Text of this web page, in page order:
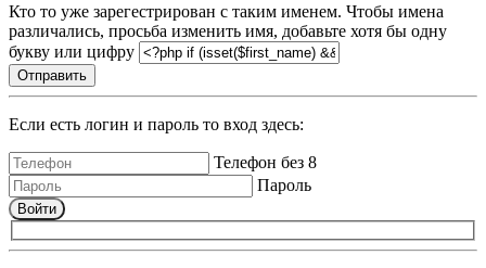
Кто то уже зарегестрирован с таким именем. Чтобы имена
различались, просьба изменить имя, добавьте хотя бы одну
букву или цифру
Отправить
Если есть логин и пароль то вход здесь:
Телефон без 8
Пароль
Войти